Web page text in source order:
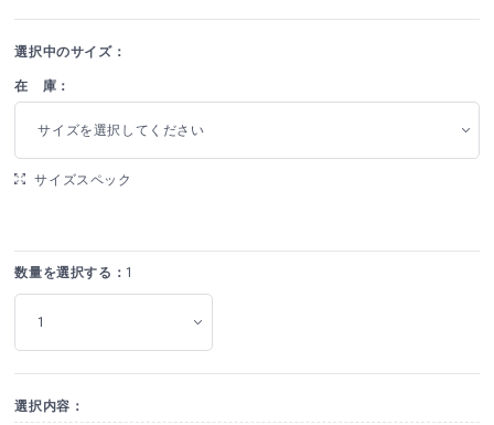
選択中のサイズ：
在 庫：
サイズを選択してください
サイズスペック
数量を選択する： 1
選択内容：